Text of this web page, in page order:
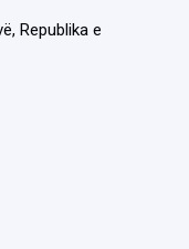
Republika e